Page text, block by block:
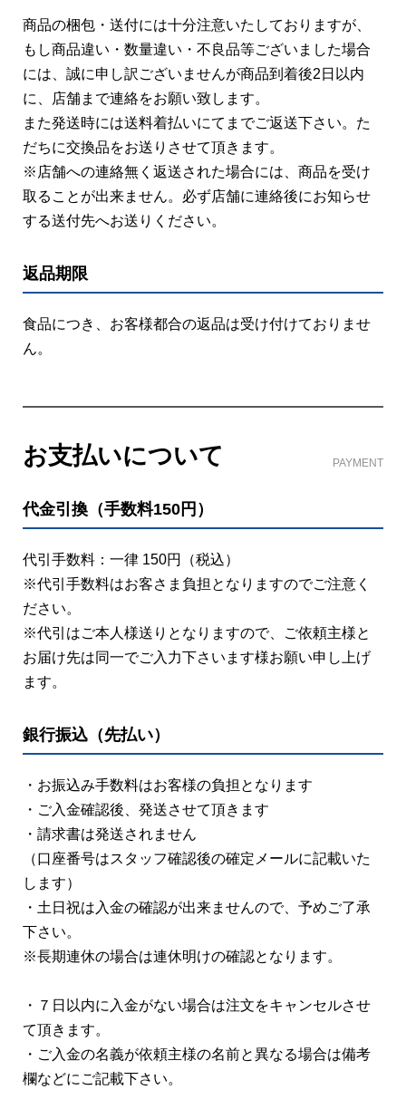
商品の梱包・送付には十分注意いたしておりますが、
もし商品違い・数量違い・不良品等ございました場合
には、誠に申し訳ございませんが商品到着後2日以内
に、店舗まで連絡をお願い致します。
また発送時には送料着払いにてまでご返送下さい。た
だちに交換品をお送りさせて頂きます。
※店舗への連絡無く返送された場合には、商品を受け
取ることが出来ません。必ず店舗に連絡後にお知らせ
する送付先へお送りください。
返品期限
食品につき、お客様都合の返品は受け付けておりませ
ん。
お支払いについて PAYMENT
代金引換（手数料150円）
代引手数料：一律 150円（税込）
※代引手数料はお客さま負担となりますのでご注意く
ださい。
※代引はご本人様送りとなりますので、ご依頼主様と
お届け先は同一でご入力下さいます様お願い申し上げ
ます。
銀行振込（先払い）
・お振込み手数料はお客様の負担となります
・ご入金確認後、発送させて頂きます
・請求書は発送されません
（口座番号はスタッフ確認後の確定メールに記載いた
します）
・土日祝は入金の確認が出来ませんので、予めご了承
下さい。
※長期連休の場合は連休明けの確認となります。
・７日以内に入金がない場合は注文をキャンセルさせ
て頂きます。
・ご入金の名義が依頼主様の名前と異なる場合は備考
欄などにご記載下さい。